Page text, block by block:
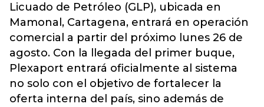
Licuado de Petróleo (GLP), ubicada en
Mamonal, Cartagena, entrará en operación
comercial a partir del próximo lunes 26 de
agosto. Con la llegada del primer buque,
Plexaport entrará oficialmente al sistema
no solo con el objetivo de fortalecer la
oferta interna del país, sino además de